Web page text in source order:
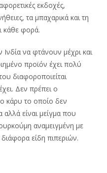
εκδοχές,
τα μπαχαρικά και τη
κάθε φορά.
να φτάνουν μέχρι και
προϊόν έχει πολύ
διαφοροποιείται
Δεν πρέπει ο
κάρυ το οποίο δεν
αλλά είναι μείγμα που
αναμειγμένη με
είδη πιπεριών.